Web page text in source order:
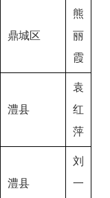
鼎城区
熊
丽
霞
澧县
袁
红
萍
澧县
刘
一